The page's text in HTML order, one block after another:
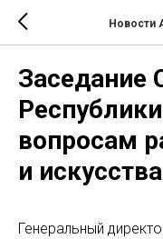
Заседание
вопросам
и искусства
Генеральный